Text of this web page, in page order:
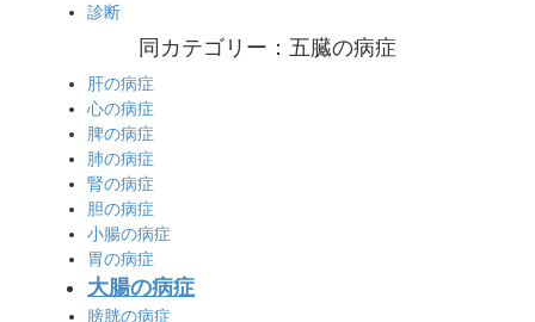
診断
同カテゴリー：五臓の病症
肝の病症
心の病症
脾の病症
肺の病症
腎の病症
胆の病症
小腸の病症
胃の病症
大腸の病症
膀胱の病症